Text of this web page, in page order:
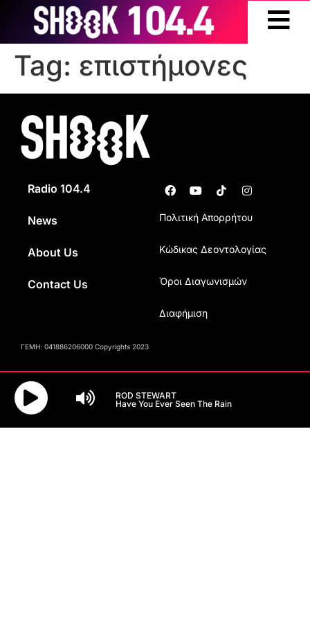
Tag: επιστήμονες
Radio 104.4
News
About Us
Contact Us
Πολιτική Απορρήτου
Κώδικας Δεοντολογίας
Όροι Διαγωνισμών
Διαφήμιση
ΓΕΜΗ: 041886206000 Copyrights 2023
ROD STEWART
Have You Ever Seen The Rain